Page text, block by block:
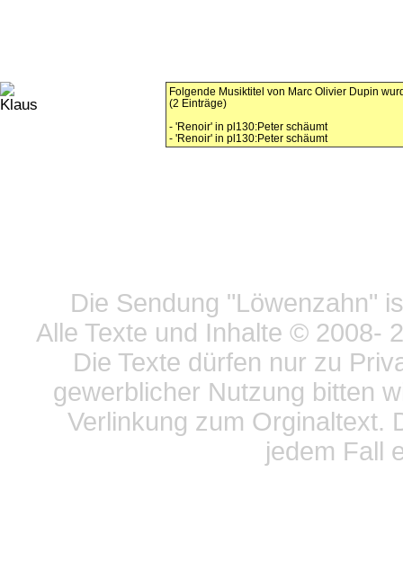
Folgende Musiktitel von Marc Olivier Dupin
(2 Einträge)
- 'Renoir' in pl130:Peter schäumt
- 'Renoir' in pl130:Peter schäumt
Die Sendung "Löwenzahn"
Alle Texte und Inhalte © 2008-
Die Texte dürfen nur zu
gewerblicher Nutzung bitten
Verlinkung zum Orginaltext.
jedem Fall